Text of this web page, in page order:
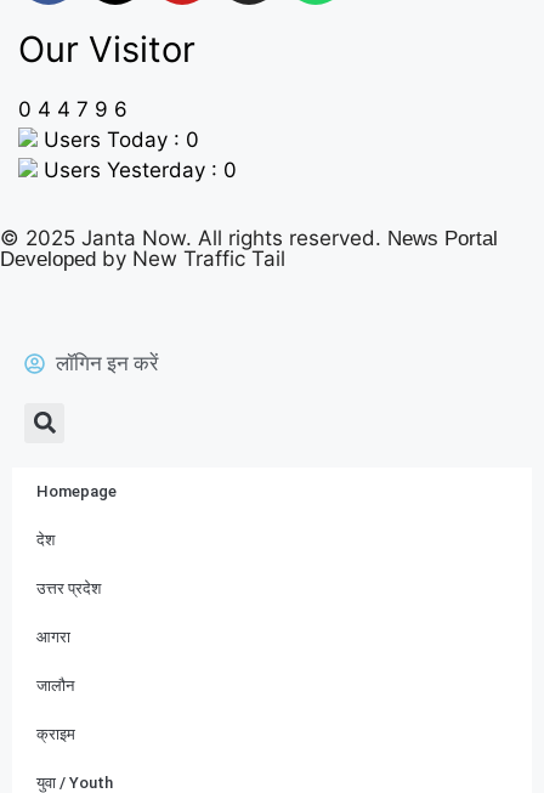
Our Visitor
0 4 4 7 9 6
Users Today : 0
Users Yesterday : 0
© 2025 Janta Now. All rights reserved. News Portal
Developed by New Traffic Tail
लॉगिन इन करें
Homepage
देश
उत्तर प्रदेश
आगरा
जालौन
क्राइम
युवा / Youth